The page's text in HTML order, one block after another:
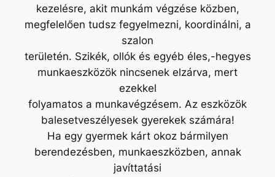
kezelésre, akit munkám végzése közben,
megfelelően tudsz fegyelmezni, koordinálni, a
szalon
területén. Szikék, ollók és egyéb éles,-hegyes
munkaeszközök nincsenek elzárva, mert
ezekkel
folyamatos a munkavégzésem. Az eszközök
balesetveszélyesek gyerekek számára!
Ha egy gyermek kárt okoz bármilyen
berendezésben, munkaeszközben, annak
javíttatási